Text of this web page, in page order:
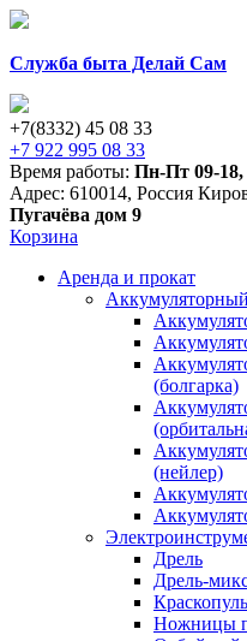
Служба быта Делай Сам
+7(8332) 45 08 33
+7 922 995 08 33
Время работы: Пн-Пт 09-18,
Адрес: 610014, Россия
Пугачёва дом 9
Корзина
Аренда и прокат
(болгарка)
(нейлер)
Дрель
Дрель-
Ножницы